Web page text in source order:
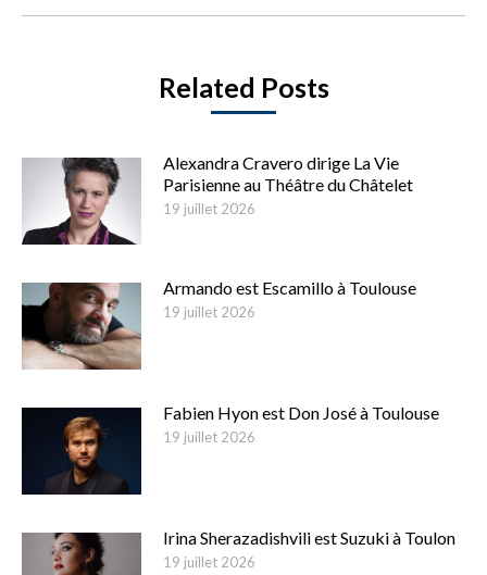
Related Posts
Alexandra Cravero dirige La Vie
Parisienne au Théâtre du Châtelet
19 juillet 2026
Armando est Escamillo à Toulouse
19 juillet 2026
Fabien Hyon est Don José à Toulouse
19 juillet 2026
Irina Sherazadishvili est Suzuki à Toulon
19 juillet 2026